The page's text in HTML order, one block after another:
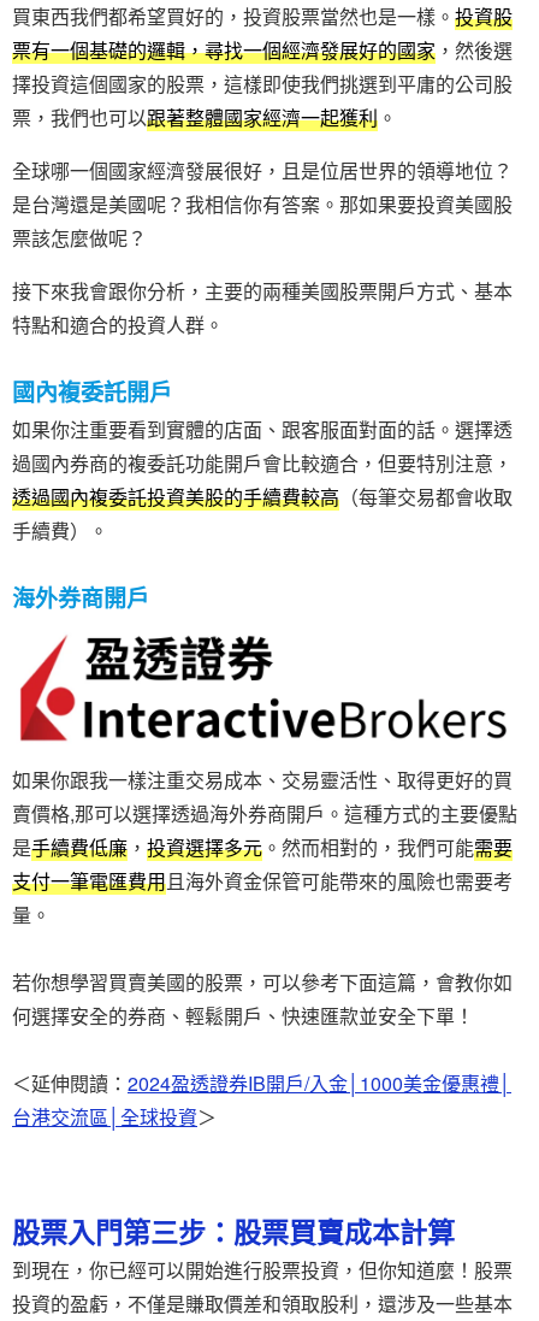
買東西我們都希望買好的，投資股票當然也是一樣。 投資股
票有一個基礎的邏輯，尋找一個經濟發展好的國家 ，然後選
擇投資這個國家的股票，這樣即使我們挑選到平庸的公司股
票，我們也可以跟著整體國家經濟一起獲利 。
全球哪一個國家經濟發展很好，且是位居世界的領導地位？
是台灣還是美國呢？我相信你有答案。那如果要投資美國股
票該怎麼做呢？
接下來我會跟你分析，主要的兩種美國股票開戶方式、基本
特點和適合的投資人群。
國內複委託開戶
如果你注重要看到實體的店面、跟客服面對面的話。選擇透
過國內券商的複委託功能開戶會比較適合，但要特別注意，
透過國內複委託投資美股的手續費較高 （每筆交易都會收取
手續費）。
海外券商開戶
如果你跟我一樣注重交易成本、交易靈活性、取得更好的買
賣價格,那可以選擇透過海外券商開戶。這種方式的主要優點
是手續費低廉 ， 投資選擇多元 。然而相對的，我們可能需要
支付一筆電匯費用且海外資金保管可能帶來的風險也需要考
量。
若你想學習買賣美國的股票，可以參考下面這篇，會教你如
何選擇安全的券商、輕鬆開戶、快速匯款並安全下單！
＜延伸閱讀： 2024盈透證券IB開戶/入金│1000美金優惠禮│
台港交流區│全球投資＞
股票入門第三步：股票買賣成本計算
到現在，你已經可以開始進行股票投資，但你知道麼！股票
投資的盈虧，不僅是賺取價差和領取股利，還涉及一些基本